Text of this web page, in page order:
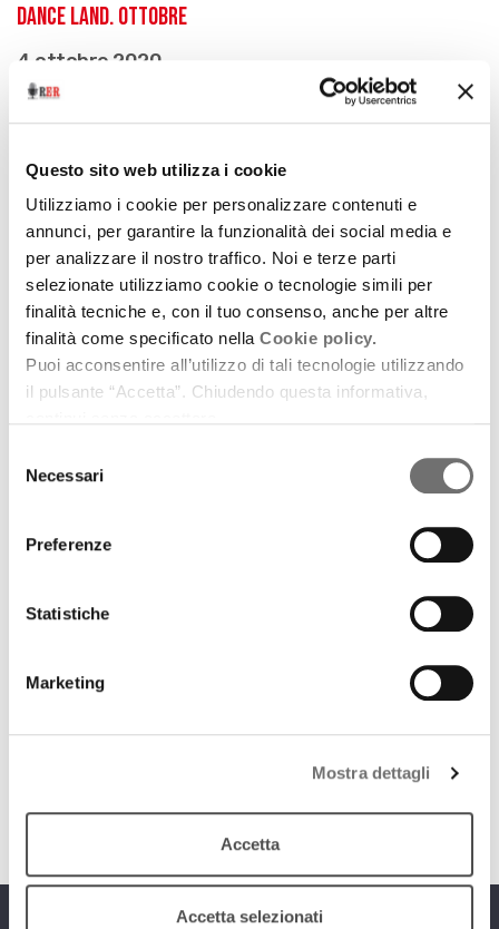
Questo sito web utilizza i cookie
Utilizziamo i cookie per personalizzare contenuti e
annunci, per garantire la funzionalità dei social media e
per analizzare il nostro traffico. Noi e terze parti
selezionate utilizziamo cookie o tecnologie simili per
finalità tecniche e, con il tuo consenso, anche per altre
finalità come specificato nella Cookie policy.
Puoi acconsentire all’utilizzo di tali tecnologie utilizzando
il pulsante “Accetta”. Chiudendo questa informativa,
delNecessari
Preferenze
Statistiche
Marketing
Mostra dettagli
Accetta
Accetta selezionati
Dance Land. Ottobre
4 ottobre 2020
Gli imperdibili appuntamenti del mese scelti per noi
Ascolta downloadPodcast
2 settembre 2020